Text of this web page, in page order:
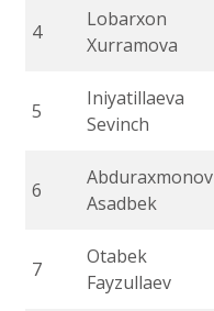
4
Lobarxon
Xurramova
5
Iniyatillaeva
Sevinch
6
Abduraxmonov
Asadbek
7
Otabek
Fayzullaev